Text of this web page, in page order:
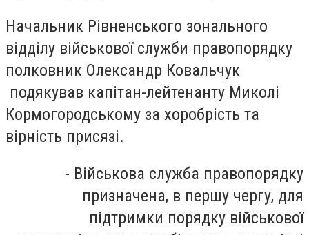
Начальник Рівненського зонального
відділу військової служби правопорядку
полковник Олександр Ковальчук
подякував капітан-лейтенанту Миколі
Кормогородському за хоробрість та
вірність присязі.
- Військова служба правопорядку
призначена, в першу чергу, для
підтримки порядку військової